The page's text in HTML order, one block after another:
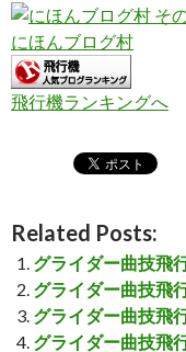
にほんブログ村
飛行機ランキングへ
Related Posts:
グライダー曲技飛
グライダー曲技飛
グライダー曲技飛
グライダー曲技飛